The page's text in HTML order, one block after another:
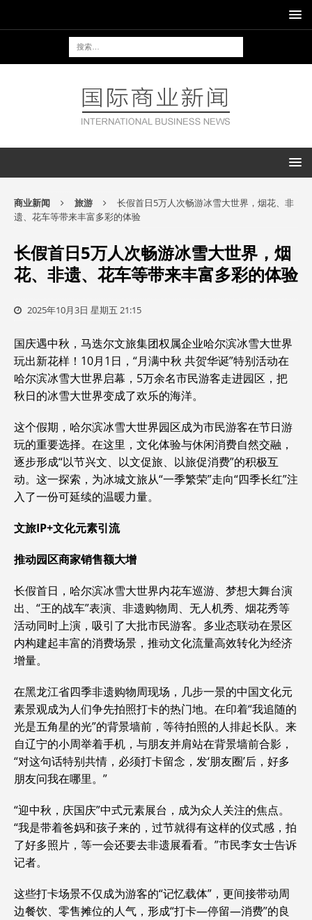
商业新闻 旅游
长假首日5万人次畅游冰雪大世界，烟花、非
遗、花车等带来丰富多彩的体验
长假首日5万人次畅游冰雪大世界，烟
花、非遗、花车等带来丰富多彩的体验
2025年10月3日 星期五 21:15
国庆遇中秋，马迭尔文旅集团权属企业哈尔滨冰雪大世界
玩出新花样！10月1日，“月满中秋 共贺华诞”特别活动在
哈尔滨冰雪大世界启幕，5万余名市民游客走进园区，把
秋日的冰雪大世界变成了欢乐的海洋。
这个假期，哈尔滨冰雪大世界园区成为市民游客在节日游
玩的重要选择。在这里，文化体验与休闲消费自然交融，
逐步形成“以节兴文、以文促旅、以旅促消费”的积极互
动。这一探索，为冰城文旅从“一季繁荣”走向“四季长红”注
入了一份可延续的温暖力量。
文旅IP+文化元素引流
推动园区商家销售额大增
长假首日，哈尔滨冰雪大世界内花车巡游、梦想大舞台演
出、“王的战车”表演、非遗购物周、无人机秀、烟花秀等
活动同时上演，吸引了大批市民游客。多业态联动在景区
内构建起丰富的消费场景，推动文化流量高效转化为经济
增量。
在黑龙江省四季非遗购物周现场，几步一景的中国文化元
素景观成为人们争先拍照打卡的热门地。在印着“我追随的
光是五角星的光”的背景墙前，等待拍照的人排起长队。来
自辽宁的小周举着手机，与朋友并肩站在背景墙前合影，
“对这句话特别共情，必须打卡留念，发‘朋友圈’后，好多
朋友问我在哪里。”
“迎中秋，庆国庆”中式元素展台，成为众人关注的焦点。
“我是带着爸妈和孩子来的，过节就得有这样的仪式感，拍
了好多照片，等一会还要去非遗展看看。”市民李女士告诉
记者。
这些打卡场景不仅成为游客的“记忆载体”，更间接带动周
边餐饮、零售摊位的人气，形成“打卡—停留—消费”的良